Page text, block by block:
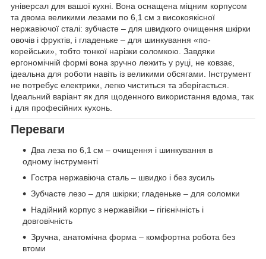
універсал для вашої кухні. Вона оснащена міцним корпусом
та двома великими лезами по 6,1 см з високоякісної
нержавіючої сталі: зубчасте – для швидкого очищення шкірки
овочів і фруктів, і гладеньке – для шинкування «по-
корейськи», тобто тонкої нарізки соломкою. Завдяки
ергономічній формі вона зручно лежить у руці, не ковзає,
ідеальна для роботи навіть із великими обсягами. Інструмент
не потребує електрики, легко чиститься та зберігається.
Ідеальний варіант як для щоденного використання вдома, так
і для професійних кухонь.
Переваги
Два леза по 6,1 см – очищення і шинкування в
одному інструменті
Гостра нержавіюча сталь – швидко і без зусиль
Зубчасте лезо – для шкірки; гладеньке – для соломки
Надійний корпус з нержавійки – гігієнічність і
довговічність
Зручна, анатомічна форма – комфортна робота без
втоми